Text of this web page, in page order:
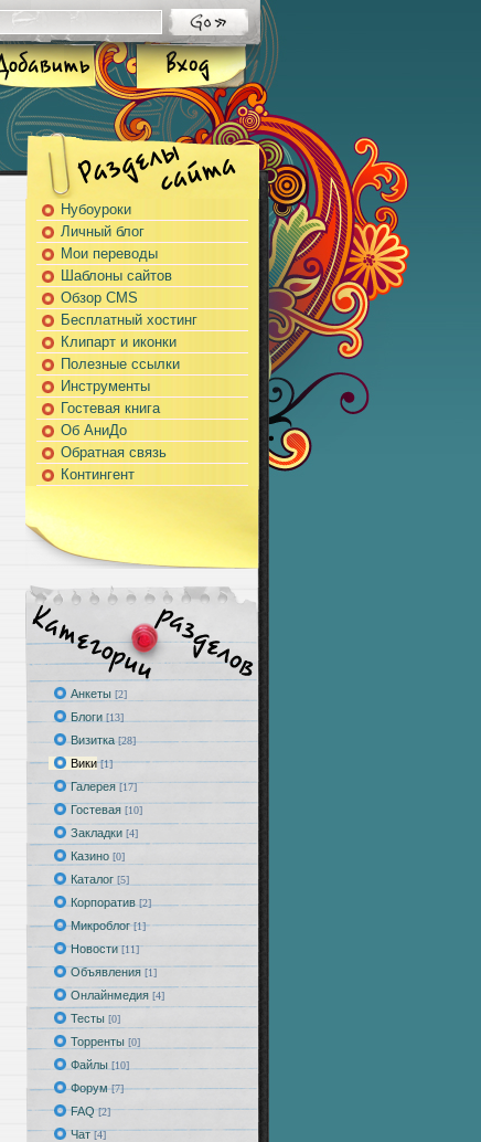
Нубоуроки
Личный блог
Мои переводы
Шаблоны сайтов
Обзор CMS
Бесплатный хостинг
Клипарт и иконки
Полезные ссылки
Инструменты
Гостевая книга
Об АниДо
Обратная связь
Контингент
Анкеты [2]
Блоги [13]
Визитка [28]
Вики [1]
Галерея [17]
Гостевая [10]
Закладки [4]
Казино [0]
Каталог [5]
Корпоратив [2]
Микроблог [1]
Новости [11]
Объявления [1]
Онлайнмедия [4]
Тесты [0]
Торренты [0]
Файлы [10]
Форум [7]
FAQ [2]
Чат [4]